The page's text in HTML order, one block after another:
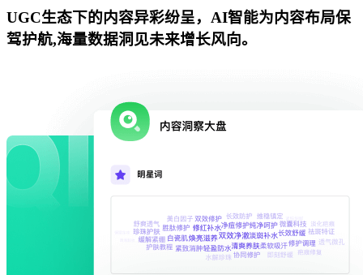
UGC生态下的内容异彩纷呈，AI智能为内容布局保
驾护航,海量数据洞见未来增长风向。